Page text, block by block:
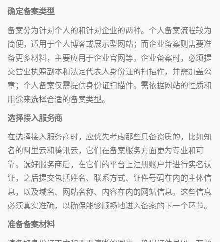
确定备案类型
备案分为针对个人的和针对企业的两种。个人备案流程较为
简便，适用于个人博客或展示型网站；而企业备案则需要准
备更多材料，主要应用于企业官网等。企业备案时，必须提
交营业执照副本和法定代表人身份证的扫描件，并需加盖公
章；个人备案仅需提供身份证扫描件。需依据网站的性质和
用途来选择合适的备案类型。
选择接入服务商
在选择接入服务商时，应优先考虑那些具备资质的，比如知
名的阿里云和腾讯云，它们在备案服务方面更为专业和可
靠。选好服务商后，在它们的平台上注册账户并进行实名认
证，之后提交包括姓名、联系方式、证件号码在内的主体信
息，以及域名、网站名称、内容在内的网站信息。这些信息
必须真实准确，以确保能够顺畅地进入备案的下一个环节。
准备备案材料